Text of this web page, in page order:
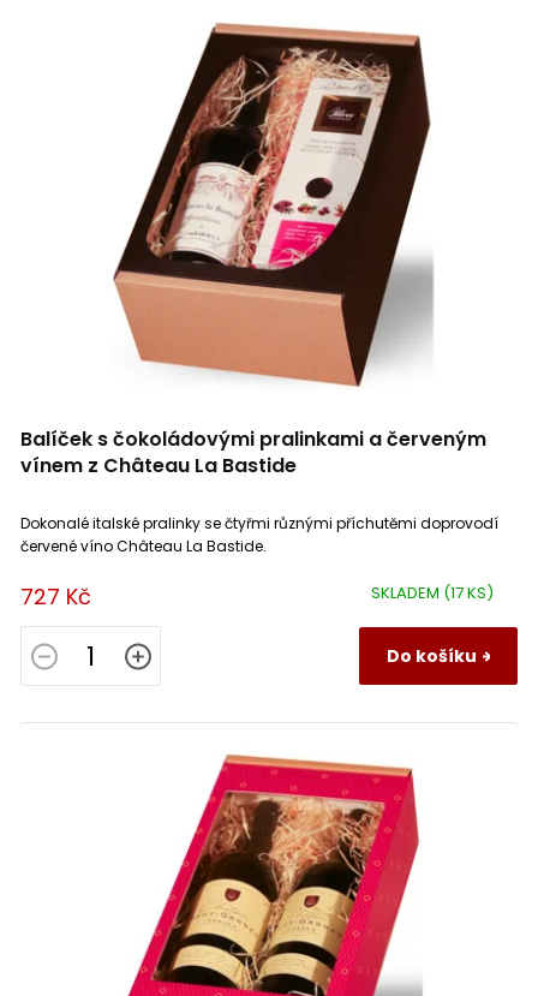
Balíček s čokoládovými pralinkami a červeným
vínem z Château La Bastide
SKLADEM (17 KS)
727 Kč
Do košíku
Dokonalé italské pralinky se čtyřmi různými příchutěmi doprovodí
červené víno Château La Bastide.